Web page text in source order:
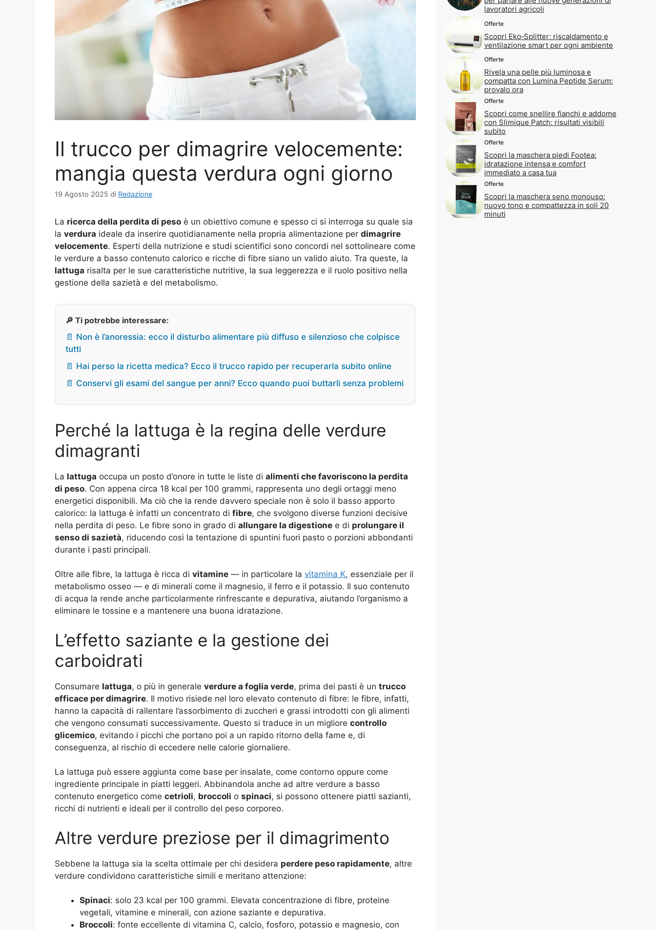
Il trucco per dimagrire velocemente:
mangia questa verdura ogni giorno
19 Agosto 2025 di Redazione
La ricerca della perdita di peso è un obiettivo comune e spesso ci si interroga su quale sia
la verdura ideale da inserire quotidianamente nella propria alimentazione per dimagrire
velocemente. Esperti della nutrizione e studi scientifici sono concordi nel sottolineare come
le verdure a basso contenuto calorico e ricche di fibre siano un valido aiuto. Tra queste, la
lattuga risalta per le sue caratteristiche nutritive, la sua leggerezza e il ruolo positivo nella
gestione della sazietà e del metabolismo.
🔎 Ti potrebbe interessare:
📄 Non è l’anoressia: ecco il disturbo alimentare più diffuso e silenzioso che colpisce
tutti
📄 Hai perso la ricetta medica? Ecco il trucco rapido per recuperarla subito online
📄 Conservi gli esami del sangue per anni? Ecco quando puoi buttarli senza problemi
Perché la lattuga è la regina delle verdure
dimagranti
La lattuga occupa un posto d’onore in tutte le liste di alimenti che favoriscono la perdita
di peso. Con appena circa 18 kcal per 100 grammi, rappresenta uno degli ortaggi meno
energetici disponibili. Ma ciò che la rende davvero speciale non è solo il basso apporto
calorico: la lattuga è infatti un concentrato di fibre, che svolgono diverse funzioni decisive
nella perdita di peso. Le fibre sono in grado di allungare la digestione e di prolungare il
senso di sazietà, riducendo così la tentazione di spuntini fuori pasto o porzioni abbondanti
durante i pasti principali.
Oltre alle fibre, la lattuga è ricca di vitamine — in particolare la vitamina K, essenziale per il
metabolismo osseo — e di minerali come il magnesio, il ferro e il potassio. Il suo contenuto
di acqua la rende anche particolarmente rinfrescante e depurativa, aiutando l’organismo a
eliminare le tossine e a mantenere una buona idratazione.
L’effetto saziante e la gestione dei
carboidrati
Consumare lattuga, o più in generale verdure a foglia verde, prima dei pasti è un trucco
efficace per dimagrire. Il motivo risiede nel loro elevato contenuto di fibre: le fibre, infatti,
hanno la capacità di rallentare l’assorbimento di zuccheri e grassi introdotti con gli alimenti
che vengono consumati successivamente. Questo si traduce in un migliore controllo
glicemico, evitando i picchi che portano poi a un rapido ritorno della fame e, di
conseguenza, al rischio di eccedere nelle calorie giornaliere.
La lattuga può essere aggiunta come base per insalate, come contorno oppure come
ingrediente principale in piatti leggeri. Abbinandola anche ad altre verdure a basso
contenuto energetico come cetrioli, broccoli o spinaci, si possono ottenere piatti sazianti,
ricchi di nutrienti e ideali per il controllo del peso corporeo.
Altre verdure preziose per il dimagrimento
Sebbene la lattuga sia la scelta ottimale per chi desidera perdere peso rapidamente, altre
verdure condividono caratteristiche simili e meritano attenzione:
Spinaci: solo 23 kcal per 100 grammi. Elevata concentrazione di fibre, proteine
vegetali, vitamine e minerali, con azione saziante e depurativa.
Broccoli: fonte eccellente di vitamina C, calcio, fosforo, potassio e magnesio, con
lavoratori agricoli
Offerte
Scopri Eko‑Splitter: riscaldamento e
ventilazione smart per ogni ambiente
Offerte
Rivela una pelle più luminosa e
compatta con Lumina Peptide Serum:
provalo ora
Offerte
Scopri come snellire fianchi e addome
con Slimique Patch: risultati visibili
subito
Offerte
Scopri la maschera piedi Footea:
idratazione intensa e comfort
immediato a casa tua
Offerte
Scopri la maschera seno monouso:
nuovo tono e compattezza in soli 20
minuti